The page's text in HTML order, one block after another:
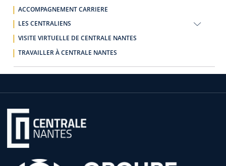
ACCOMPAGNEMENT CARRIERE
LES CENTRALIENS
VISITE VIRTUELLE DE CENTRALE NANTES
TRAVAILLER À CENTRALE NANTES